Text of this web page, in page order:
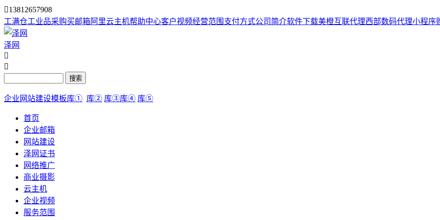
13812657908
工满仓工业品采购买邮箱阿里云主机帮助中心客户视频经营范围 支付方式公司简介软件下载美橙互联代理西部数码代理小程序
泽网


搜索
企业网站建设模板库① 库② 库③库④ 库⑤
首页
企业邮箱
网站建设
泽网证书
网络推广
商业摄影
云主机
企业视频
服务范围